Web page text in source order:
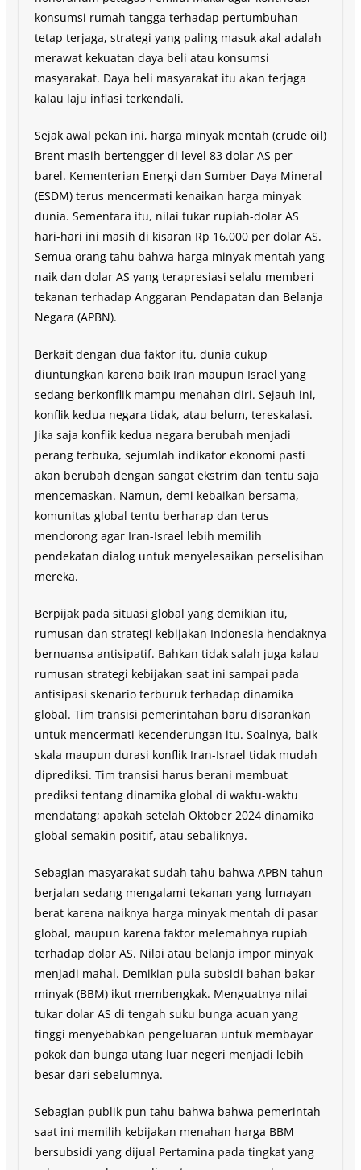
konsumsi rumah tangga terhadap pertumbuhan
tetap terjaga, strategi yang paling masuk akal adalah
merawat kekuatan daya beli atau konsumsi
masyarakat. Daya beli masyarakat itu akan terjaga
kalau laju inflasi terkendali.
Sejak awal pekan ini, harga minyak mentah (crude oil)
Brent masih bertengger di level 83 dolar AS per
barel. Kementerian Energi dan Sumber Daya Mineral
(ESDM) terus mencermati kenaikan harga minyak
dunia. Sementara itu, nilai tukar rupiah-dolar AS
hari-hari ini masih di kisaran Rp 16.000 per dolar AS.
Semua orang tahu bahwa harga minyak mentah yang
naik dan dolar AS yang terapresiasi selalu memberi
tekanan terhadap Anggaran Pendapatan dan Belanja
Negara (APBN).
Berkait dengan dua faktor itu, dunia cukup
diuntungkan karena baik Iran maupun Israel yang
sedang berkonflik mampu menahan diri. Sejauh ini,
konflik kedua negara tidak, atau belum, tereskalasi.
Jika saja konflik kedua negara berubah menjadi
perang terbuka, sejumlah indikator ekonomi pasti
akan berubah dengan sangat ekstrim dan tentu saja
mencemaskan. Namun, demi kebaikan bersama,
komunitas global tentu berharap dan terus
mendorong agar Iran-Israel lebih memilih
pendekatan dialog untuk menyelesaikan perselisihan
mereka.
Berpijak pada situasi global yang demikian itu,
rumusan dan strategi kebijakan Indonesia hendaknya
bernuansa antisipatif. Bahkan tidak salah juga kalau
rumusan strategi kebijakan saat ini sampai pada
antisipasi skenario terburuk terhadap dinamika
global. Tim transisi pemerintahan baru disarankan
untuk mencermati kecenderungan itu. Soalnya, baik
skala maupun durasi konflik Iran-Israel tidak mudah
diprediksi. Tim transisi harus berani membuat
prediksi tentang dinamika global di waktu-waktu
mendatang; apakah setelah Oktober 2024 dinamika
global semakin positif, atau sebaliknya.
Sebagian masyarakat sudah tahu bahwa APBN tahun
berjalan sedang mengalami tekanan yang lumayan
berat karena naiknya harga minyak mentah di pasar
global, maupun karena faktor melemahnya rupiah
terhadap dolar AS. Nilai atau belanja impor minyak
menjadi mahal. Demikian pula subsidi bahan bakar
minyak (BBM) ikut membengkak. Menguatnya nilai
tukar dolar AS di tengah suku bunga acuan yang
tinggi menyebabkan pengeluaran untuk membayar
pokok dan bunga utang luar negeri menjadi lebih
besar dari sebelumnya.
Sebagian publik pun tahu bahwa bahwa pemerintah
saat ini memilih kebijakan menahan harga BBM
bersubsidi yang dijual Pertamina pada tingkat yang